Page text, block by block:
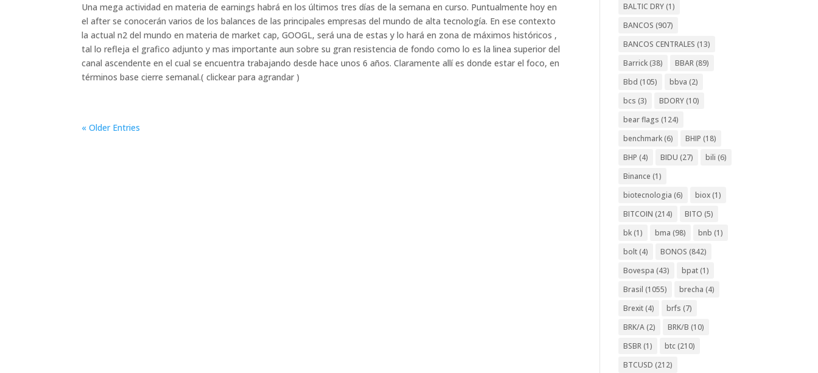
Una mega actividad en materia de earnings habrá en los últimos tres días de la semana en curso. Puntualmente hoy en
el after se conocerán varios de los balances de las principales empresas del mundo de alta tecnología. En ese contexto
la actual n2 del mundo en materia de market cap, GOOGL, será una de estas y lo hará en zona de máximos históricos ,
tal lo refleja el grafico adjunto y mas importante aun sobre su gran resistencia de fondo como lo es la linea superior del
canal ascendente en el cual se encuentra trabajando desde hace unos 6 años. Claramente allí es donde estar el foco, en
términos base cierre semanal.( clickear para agrandar )
« Older Entries
BALTIC DRY (1)
BANCOS (907)
BANCOS CENTRALES (13)
Barrick (38) BBAR (89)
Bbd (105) bbva (2)
bcs (3) BDORY (10)
bear flags (124)
benchmark (6) BHIP (18)
BHP (4) BIDU (27) bili (6)
Binance (1)
biotecnologia (6) biox (1)
BITCOIN (214) BITO (5)
bk (1) bma (98) bnb (1)
bolt (4) BONOS (842)
Bovespa (43) bpat (1)
Brasil (1055) brecha (4)
Brexit (4) brfs (7)
BRK/A (2) BRK/B (10)
BSBR (1) btc (210)
BTCUSD (212)